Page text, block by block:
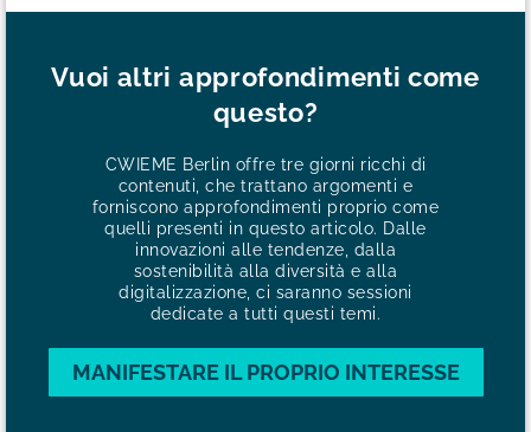
Vuoi altri approfondimenti come
questo?
CWIEME Berlin offre tre giorni ricchi di
contenuti, che trattano argomenti e
forniscono approfondimenti proprio come
quelli presenti in questo articolo. Dalle
innovazioni alle tendenze, dalla
sostenibilità alla diversità e alla
digitalizzazione, ci saranno sessioni
dedicate a tutti questi temi.
MANIFESTARE IL PROPRIO INTERESSE